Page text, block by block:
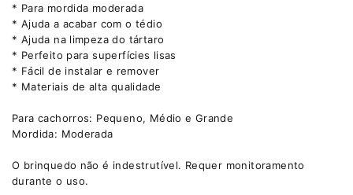
* Para mordida moderada
* Ajuda a acabar com o tédio
* Ajuda na limpeza do tártaro
* Perfeito para superfícies lisas
* Fácil de instalar e remover
* Materiais de alta qualidade
Para cachorros: Pequeno, Médio e Grande
Mordida: Moderada
O brinquedo não é indestrutível. Requer monitoramento
durante o uso.